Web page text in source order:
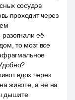
сосудов
проходит через
её
то мозг все
вдох через
животе, а не на
дышите